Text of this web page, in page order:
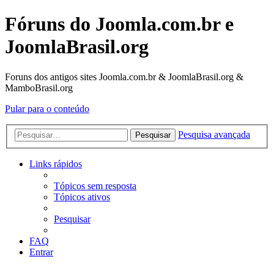
Fóruns do Joomla.com.br e
JoomlaBrasil.org
Foruns dos antigos sites Joomla.com.br & JoomlaBrasil.org &
MamboBrasil.org
Pular para o conteúdo
Pesquisar Pesquisa avançada
Links rápidos
Tópicos sem resposta
Tópicos ativos
Pesquisar
FAQ
Entrar